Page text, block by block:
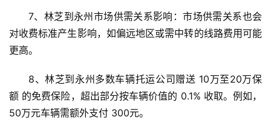
7、林芝到永州市场供需关系影响：市场供需关系也会
对收费标准产生影响，如偏远地区或需中转的线路费用可能
更高。
8、林芝到永州多数车辆托运公司赠送 10万至20万保
额 的免费保险，超出部分按车辆价值的 0.1% 收取。例如，
50万元车辆需额外支付 300元。